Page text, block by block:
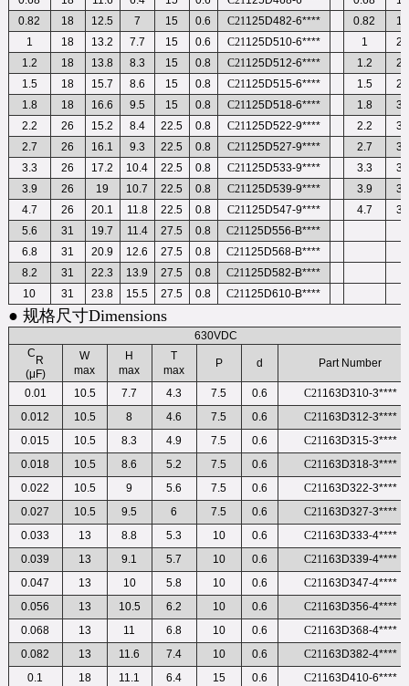
0.82
18 12.5 7 15 0.6 C21125D482-6**** 0.82
18
1
18 13.2 7.7 15 0.6 C21125D510-6**** 1
26
1.2
18 13.8 8.3 15 0.8 C21125D512-6**** 1.2
26
1.5
18 15.7 8.6 15 0.8 C21125D515-6**** 1.5
26
1.8
18 16.6 9.5 15 0.8 C21125D518-6**** 1.8
31
2.2
26 15.2 8.4 22.5 0.8 C21125D522-9**** 2.2
31
2.7
26 16.1 9.3 22.5 0.8 C21125D527-9**** 2.7
31
3.3
26 17.2 10.4 22.5 0.8 C21125D533-9**** 3.3
31
3.9
26 19 10.7 22.5 0.8 C21125D539-9**** 3.9
31
4.7
26 20.1 11.8 22.5 0.8 C21125D547-9**** 4.7
31
5.6
31 19.7 11.4 27.5 0.8 C21125D556-B****
6.8
31 20.9 12.6 27.5 0.8 C21125D568-B****
8.2
31 22.3 13.9 27.5 0.8 C21125D582-B****
10
31 23.8 15.5 27.5 0.8 C21125D610-B****
● 规格尺寸Dimensions
630VDC
C
R
(μF)
W
max
H
max
T
max
P d Part Number
0.01 10.5 7.7 4.3 7.5 0.6 C21163D310-3****
0.012
10.5 8 4.6 7.5 0.6 C21163D312-3****
0.015
10.5 8.3 4.9 7.5 0.6 C21163D315-3****
0.018
10.5 8.6 5.2 7.5 0.6 C21163D318-3****
0.022
10.5 9 5.6 7.5 0.6 C21163D322-3****
0.027
10.5 9.5 6 7.5 0.6 C21163D327-3****
0.033
13 8.8 5.3 10 0.6 C21163D333-4****
0.039
13 9.1 5.7 10 0.6 C21163D339-4****
0.047
13 10 5.8 10 0.6 C21163D347-4****
0.056
13 10.5 6.2 10 0.6 C21163D356-4****
0.068
13 11 6.8 10 0.6 C21163D368-4****
0.082
13 11.6 7.4 10 0.6 C21163D382-4****
0.1
18 11.1 6.4 15 0.6 C21163D410-6****